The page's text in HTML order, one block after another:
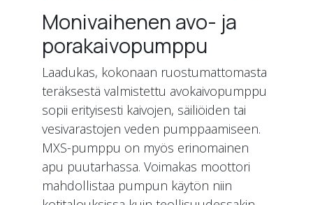
Monivaihenen avo- ja
porakaivopumppu
Laadukas, kokonaan ruostumattomasta
teräksestä valmistettu avokaivopumppu
sopii erityisesti kaivojen, säiliöiden tai
vesivarastojen veden pumppaamiseen.
MXS-pumppu on myös erinomainen
apu puutarhassa. Voimakas moottori
mahdollistaa pumpun käytön niin